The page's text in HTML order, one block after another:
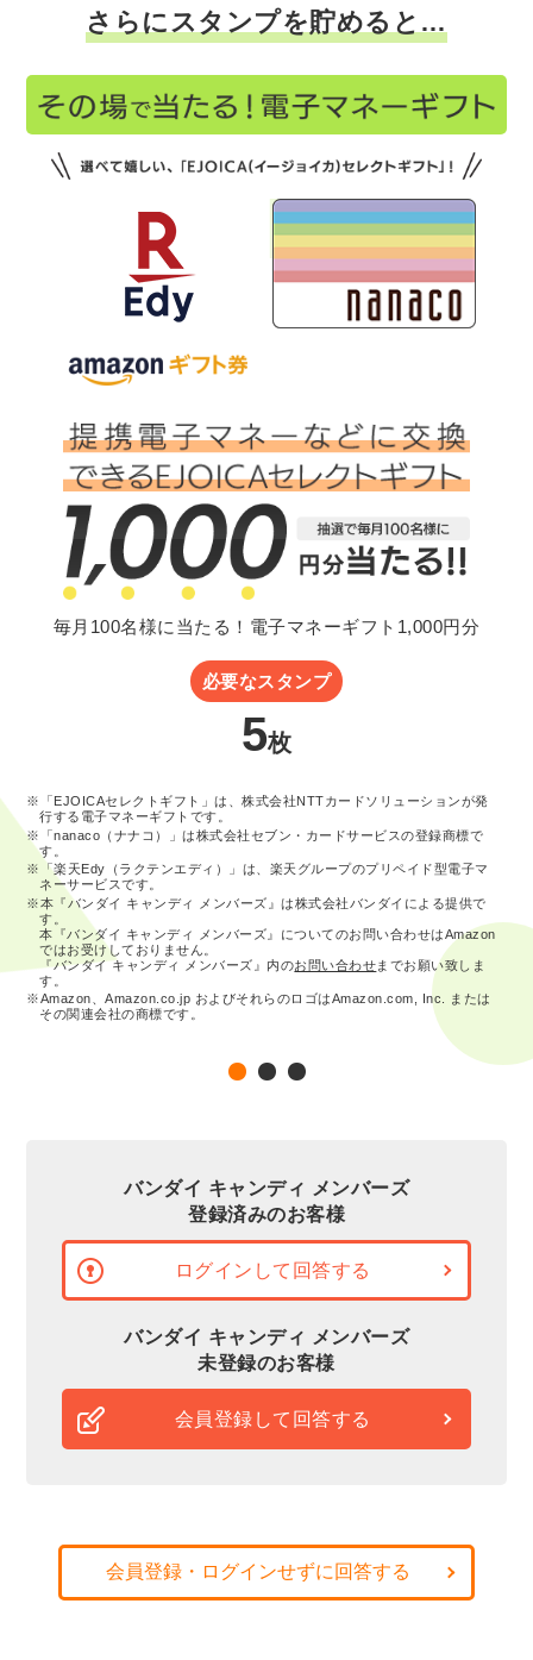
さらにスタンプを貯めると…
毎月100名様に当たる！電子マネーギフト1,000円分
必要なスタンプ
5枚
※「EJOICAセレクトギフト」は、株式会社NTTカードソリューションが発
行する電子マネーギフトです。
※「nanaco（ナナコ）」は株式会社セブン・カードサービスの登録商標で
す。
※「楽天Edy（ラクテンエディ）」は、楽天グループのプリペイド型電子マ
ネーサービスです。
※本『バンダイ キャンディ メンバーズ』は株式会社バンダイによる提供で
す。
本『バンダイ キャンディ メンバーズ』についてのお問い合わせはAmazon
ではお受けしておりません。
『バンダイ キャンディ メンバーズ』内のお問い合わせまでお願い致しま
す。
※Amazon、Amazon.co.jp およびそれらのロゴはAmazon.com, Inc. または
その関連会社の商標です。
バンダイ キャンディ メンバーズ
登録済みのお客様
ログインして回答する
バンダイ キャンディ メンバーズ
未登録のお客様
会員登録して回答する
会員登録・ログインせずに回答する